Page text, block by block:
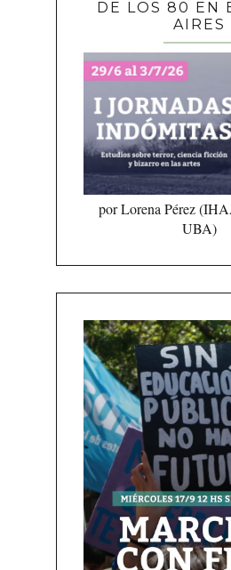
DE LOS 80 EN
AIRES
por Lorena Pérez
UBA)